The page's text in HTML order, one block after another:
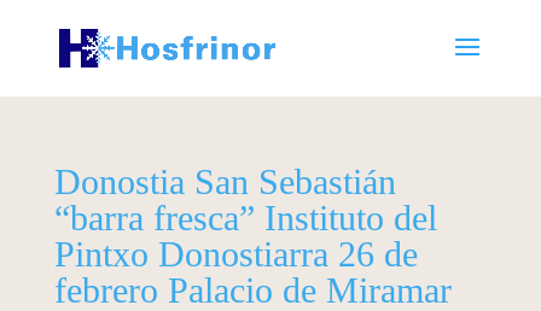
Donostia San Sebastián
“barra fresca” Instituto del
Pintxo Donostiarra 26 de
febrero Palacio de Miramar